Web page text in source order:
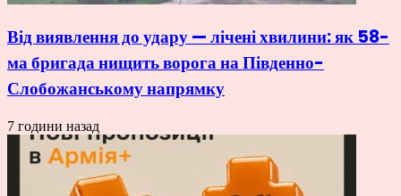
Від виявлення до удару — лічені хвилини: як 58-
ма бригада нищить ворога на Південно-
Слобожанському напрямку
7 години назад